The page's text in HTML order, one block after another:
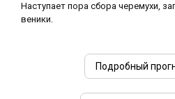
Наступает пора сбора черемухи,
веники.
Подробный